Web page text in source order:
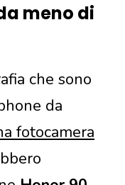
meno di
che sono
da
fotocamera